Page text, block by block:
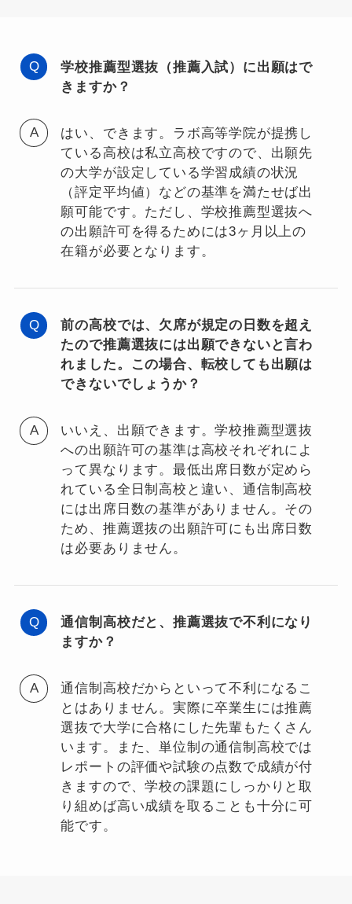
学校推薦型選抜（推薦入試）に出願はで
きますか？
はい、できます。ラボ高等学院が提携し
ている高校は私立高校ですので、出願先
の大学が設定している学習成績の状況
（評定平均値）などの基準を満たせば出
願可能です。ただし、学校推薦型選抜へ
の出願許可を得るためには3ヶ月以上の
在籍が必要となります。
前の高校では、欠席が規定の日数を超え
たので推薦選抜には出願できないと言わ
れました。この場合、転校しても出願は
できないでしょうか？
いいえ、出願できます。学校推薦型選抜
への出願許可の基準は高校それぞれによ
って異なります。最低出席日数が定めら
れている全日制高校と違い、通信制高校
には出席日数の基準がありません。その
ため、推薦選抜の出願許可にも出席日数
は必要ありません。
通信制高校だと、推薦選抜で不利になり
ますか？
通信制高校だからといって不利になるこ
とはありません。実際に卒業生には推薦
選抜で大学に合格にした先輩もたくさん
います。また、単位制の通信制高校では
レポートの評価や試験の点数で成績が付
きますので、学校の課題にしっかりと取
り組めば高い成績を取ることも十分に可
能です。